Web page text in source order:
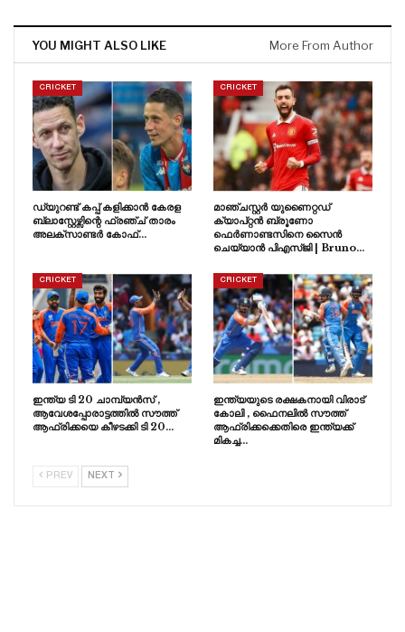
YOU MIGHT ALSO LIKE More From Author
CRICKET
ഡ്യുറണ്ട് കപ്പ് കളിക്കാൻ കേരള
ബ്ലാസ്റ്റേഴ്സിന്റെ ഫ്രഞ്ച് താരം
അലക്സാണ്ടർ കോഫ്…
CRICKET
മാഞ്ചസ്റ്റർ യുണൈറ്റഡ്
ക്യാപ്റ്റൻ ബ്രൂണോ
ഫെർണാണ്ടസിനെ സൈൻ
ചെയ്യാൻ പിഎസ്ജി | Bruno…
CRICKET
ഇന്ത്യ ടി 20 ചാമ്പ്യൻസ് ,
ആവേശപ്പോരാട്ടത്തിൽ സൗത്ത്
ആഫ്രിക്കയെ കീഴടക്കി ടി 20…
CRICKET
ഇന്ത്യയുടെ രക്ഷകനായി വിരാട്
കോലി , ഫൈനലിൽ സൗത്ത്
ആഫ്രിക്കക്കെതിരെ ഇന്ത്യക്ക്
മികച്ച…
PREV NEXT